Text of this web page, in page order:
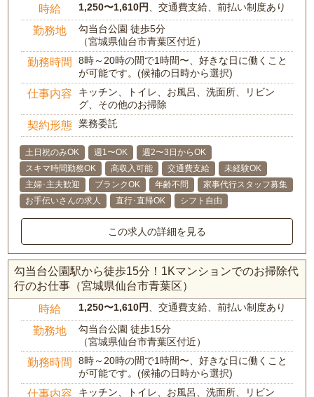
時給 1,250〜1,610円 、交通費支給、前払い制度あり
勤務地
勾当台公園 徒歩5分
（宮城県仙台市青葉区付近）
勤務時間
8時～20時の間で1時間〜、好きな日に働くこと
が可能です。(候補の日時から選択)
仕事内容
キッチン、トイレ、お風呂、洗面所、リビン
グ、その他のお掃除
契約形態 業務委託
土日祝のみOK 週1〜OK
週2〜3日からOK
スキマ時間勤務OK
高収入可能 交通費支給
未経験OK
主婦･主夫歓迎
ブランクOK 年齢不問
家事代行スタッフ募集
お手伝いさんの求人
直行･直帰OK シフト自由
この求人の詳細を見る
勾当台公園駅から徒歩15分！1Kマンションでのお掃除代
行のお仕事（宮城県仙台市青葉区）
時給 1,250〜1,610円 、交通費支給、前払い制度あり
勤務地
勾当台公園 徒歩15分
（宮城県仙台市青葉区付近）
勤務時間
8時～20時の間で1時間〜、好きな日に働くこと
が可能です。(候補の日時から選択)
仕事内容 キッチン、トイレ、お風呂、洗面所、リビン